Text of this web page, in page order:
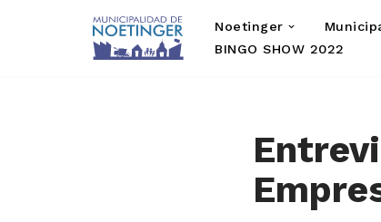
Noetinger
BINGO SHOW 2022